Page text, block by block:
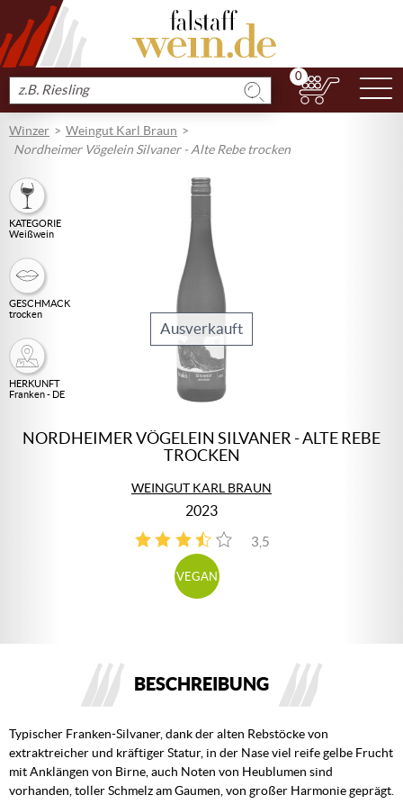
Produkt
suchen
0
Winzer
Weingut Karl Braun
Nordheimer Vögelein Silvaner - Alte Rebe trocken
KATEGORIE
Weißwein
GESCHMACK
trocken
HERKUNFT
Franken - DE
Ausverkauft
NORDHEIMER VÖGELEIN SILVANER - ALTE REBE
TROCKEN
WEINGUT KARL BRAUN
2023
3,5
2
VEGAN
BESCHREIBUNG
Typischer Franken-Silvaner, dank der alten Rebstöcke von
extraktreicher und kräftiger Statur, in der Nase viel reife gelbe Frucht
mit Anklängen von Birne, auch Noten von Heublumen sind
vorhanden, toller Schmelz am Gaumen, von großer Harmonie geprägt.